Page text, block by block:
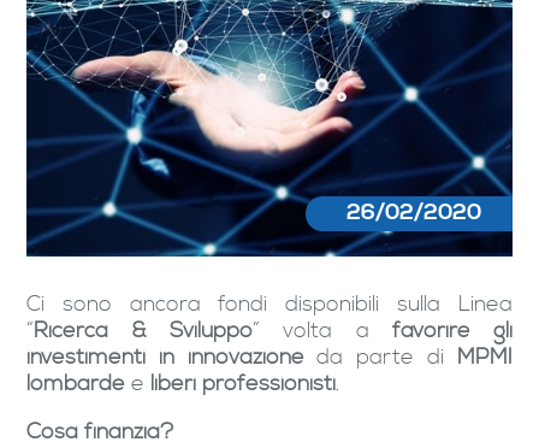
26/02/2020
Ci sono ancora fondi disponibili sulla Linea
“Ricerca & Sviluppo” volta a favorire gli
investimenti in innovazioneda parte di MPMI
lombarde e liberi professionisti.
Cosa finanzia?